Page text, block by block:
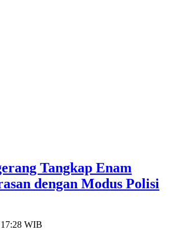
Tangkap Enam
dengan Modus Polisi
WIB